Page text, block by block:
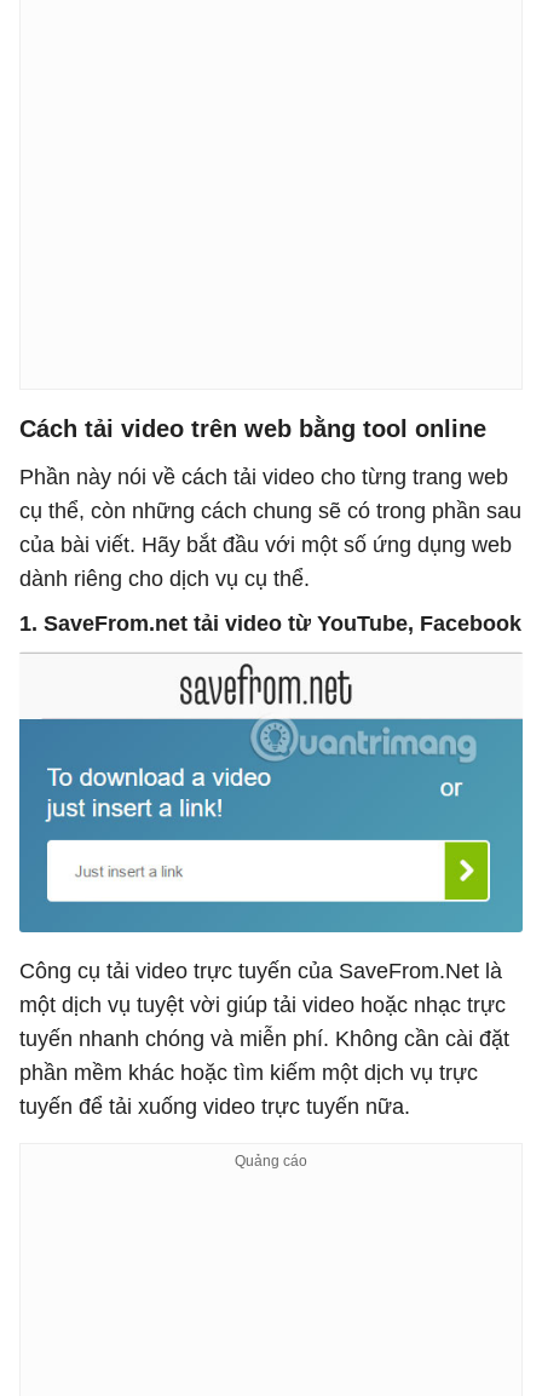
Cách tải video trên web bằng tool online
Phần này nói về cách tải video cho từng trang web
cụ thể, còn những cách chung sẽ có trong phần sau
của bài viết. Hãy bắt đầu với một số ứng dụng web
dành riêng cho dịch vụ cụ thể.
1. SaveFrom.net tải video từ YouTube, Facebook
Công cụ tải video trực tuyến của SaveFrom.Net là
một dịch vụ tuyệt vời giúp tải video hoặc nhạc trực
tuyến nhanh chóng và miễn phí. Không cần cài đặt
phần mềm khác hoặc tìm kiếm một dịch vụ trực
tuyến để tải xuống video trực tuyến nữa.